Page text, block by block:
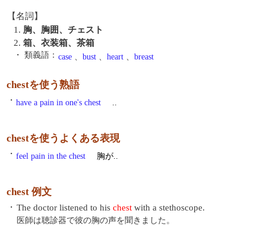
【名詞】
1. 胸、胸囲、チェスト
2. 箱、衣装箱、茶箱
・ 類義語： case 、 bust 、 heart 、 breast
chestを使う熟語
・ have a pain in one's chest ..
chestを使うよくある表現
・ feel pain in the chest 胸が..
chest 例文
・ The doctor listened to his chest with a stethoscope.
医師は聴診器で彼の胸の声を聞きました。